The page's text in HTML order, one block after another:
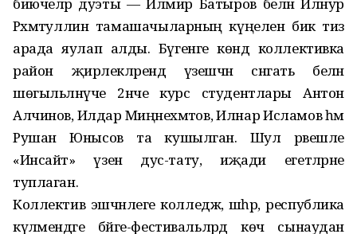
Рәхмәтуллин тамашачыларның күңелен бик тиз
арада яулап алды. Бүгенге көндә коллективка
район җирлекләрендә үзешчән сәнгать белән
шөгыльләнүче 2нче курс студентлары Антон
Алчинов, Илдар Миңнеәхмәтов, Илнар Исламов һәм
Рушан Юнысов та кушылган. Шул рәвешле
«Инсайт» үзенә дус-тату, иҗади егетләрне
туплаган.
Коллектив эшчәнлеге колледж, шәһәр, республика
күләмендәге бәйге-фестивальләрдә көч сынаудан